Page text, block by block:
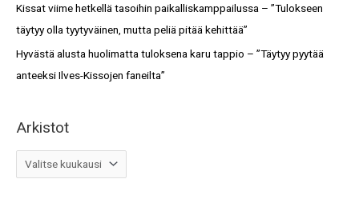
Kissat viime hetkellä tasoihin paikalliskamppailussa – ”Tulokseen
täytyy olla tyytyväinen, mutta peliä pitää kehittää”
Hyvästä alusta huolimatta tuloksena karu tappio – ”Täytyy pyytää
anteeksi Ilves-Kissojen faneilta”
Arkistot